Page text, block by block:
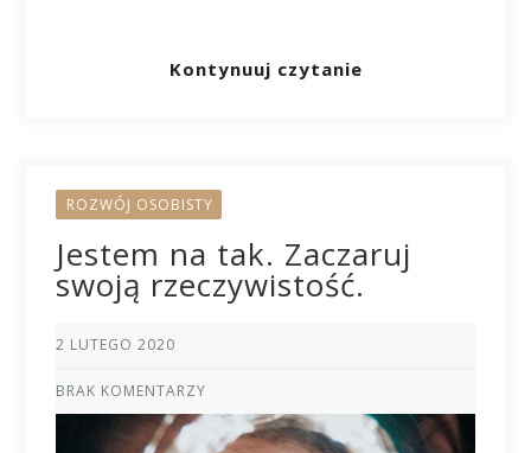
Kontynuuj czytanie
ROZWÓJ OSOBISTY
Jestem na tak. Zaczaruj
swoją rzeczywistość.
2 LUTEGO 2020
BRAK KOMENTARZY